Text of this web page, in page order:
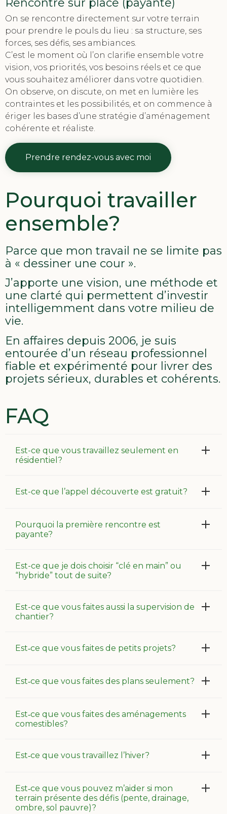
Rencontre sur place (payante)
On se rencontre directement sur votre terrain
pour prendre le pouls du lieu : sa structure, ses
forces, ses défis, ses ambiances.
C’est le moment où l’on clarifie ensemble votre
vision, vos priorités, vos besoins réels et ce que
vous souhaitez améliorer dans votre quotidien.
On observe, on discute, on met en lumière les
contraintes et les possibilités, et on commence à
ériger les bases d’une stratégie d’aménagement
cohérente et réaliste.
Prendre rendez-vous avec moi
Pourquoi travailler
ensemble?
Parce que mon travail ne se limite pas
à « dessiner une cour ».
J’apporte une vision, une méthode et
une clarté qui permettent d’investir
intelligemment dans votre milieu de
vie.
En affaires depuis 2006, je suis
entourée d’un réseau professionnel
fiable et expérimenté pour livrer des
projets sérieux, durables et cohérents.
FAQ
Est-ce que vous travaillez seulement en
résidentiel?
Est-ce que l’appel découverte est gratuit?
Pourquoi la première rencontre est
payante?
Est-ce que je dois choisir “clé en main” ou
“hybride” tout de suite?
Est-ce que vous faites aussi la supervision de
chantier?
Est‑ce que vous faites de petits projets?
Est‑ce que vous faites des plans seulement?
Est‑ce que vous faites des aménagements
comestibles?
Est‑ce que vous travaillez l’hiver?
Est‑ce que vous pouvez m’aider si mon
terrain présente des défis (pente, drainage,
ombre, sol pauvre)?